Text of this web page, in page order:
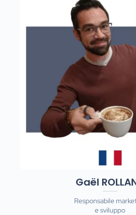
Gaël
Responsabile
e sviluppo